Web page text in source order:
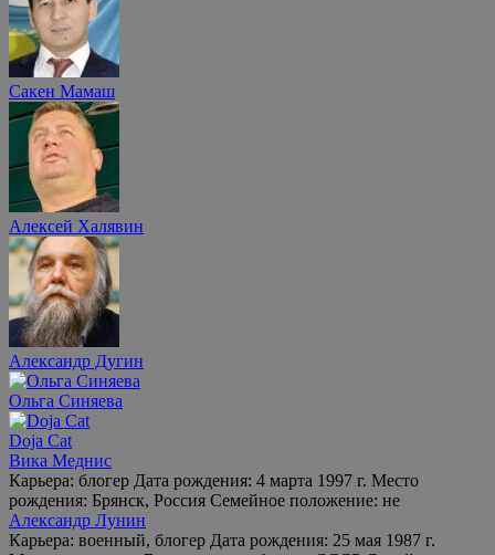
Сакен Мамаш
Алексей Халявин
Александр Дугин
Ольга Синяева
Doja Cat
Вика Меднис
Карьера: блогер Дата рождения: 4 марта 1997 г. Место
рождения: Брянск, Россия Семейное положение: не
Александр Лунин
Карьера: военный, блогер Дата рождения: 25 мая 1987 г.